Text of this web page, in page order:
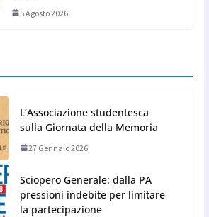
5 Agosto 2026
L’Associazione studentesca
sulla Giornata della Memoria
27 Gennaio 2026
Sciopero Generale: dalla PA
pressioni indebite per limitare
la partecipazione